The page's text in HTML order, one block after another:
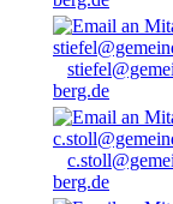
berg.de
berg.de